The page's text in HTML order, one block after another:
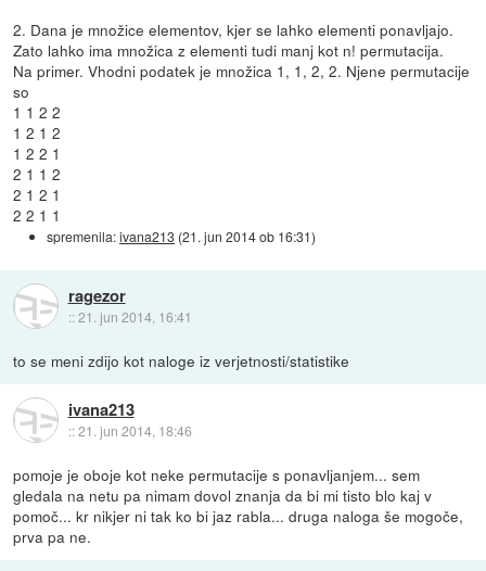
2. Dana je množice elementov, kjer se lahko elementi ponavljajo.
Zato lahko ima množica z elementi tudi manj kot n! permutacija.
Na primer. Vhodni podatek je množica 1, 1, 2, 2. Njene permutacije
so
1 1 2 2
1 2 1 2
1 2 2 1
2 1 1 2
2 1 2 1
2 2 1 1
spremenila:ivana213 (21. jun 2014 ob 16:31)
ragezor
::21. jun 2014, 16:41
to se meni zdijo kot naloge iz verjetnosti/statistike
ivana213
::21. jun 2014, 18:46
pomoje je oboje kot neke permutacije s ponavljanjem... sem
gledala na netu pa nimam dovol znanja da bi mi tisto blo kaj v
pomoč... kr nikjer ni tak ko bi jaz rabla... druga naloga še mogoče,
prva pa ne.